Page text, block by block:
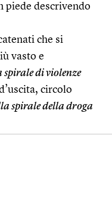
piede descrivendo
che si
vasto e
spirale di violenze
circolo
spirale della droga